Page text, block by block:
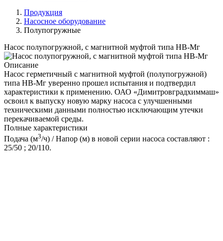
Продукция
Насосное оборудование
Полупогружные
Насос полупогружной, с магнитной муфтой типа НВ-Мг
Описание
Насос герметичный с магнитной муфтой (полупогружной)
типа НВ-Мг уверенно прошел испытания и подтвердил
характеристики к применению. ОАО «Димитровградхиммаш»
освоил к выпуску новую марку насоса с улучшенными
техническими данными полностью исключающим утечки
перекачиваемой среды.
Полные характеристики
Подача (м3/ч) / Напор (м) в новой серии насоса составляют :
25/50 ; 20/110.